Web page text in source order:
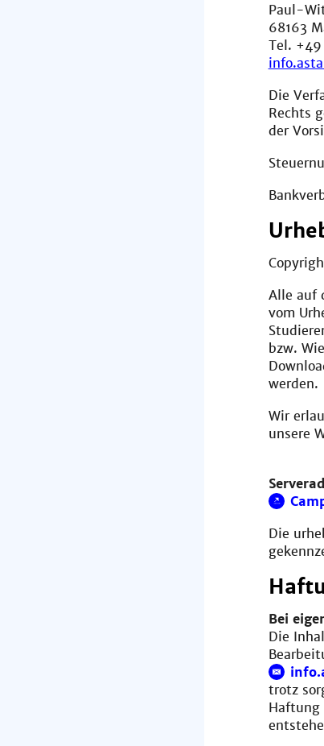
Paul-
68163
Tel.
Die
Rechts
der
Alle auf
vom
bzw.
werden.
Wir
unsere
Die
Bei
Die
trotz
Haftung